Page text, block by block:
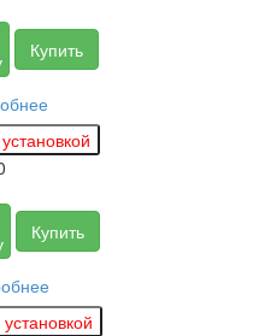
Купить
Купить